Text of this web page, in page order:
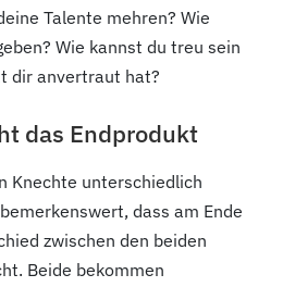
Talente mehren? Wie
Wie kannst du treu sein
dir anvertraut hat?
das Endprodukt
Knechte unterschiedlich
dass am Ende
zwischen den beiden
Beide bekommen